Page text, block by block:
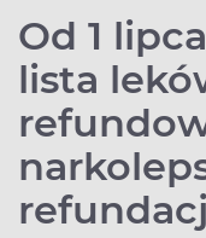
Od 1
lista